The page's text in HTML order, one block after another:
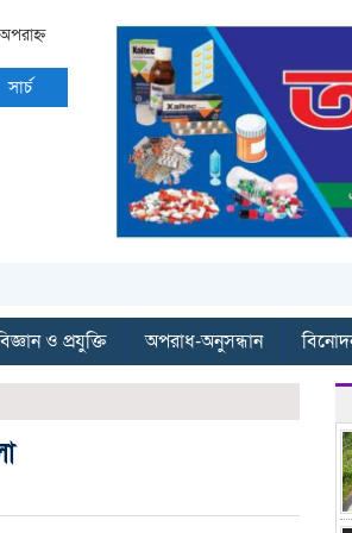
সার্চ
ও প্রযুক্তি অপরাধ-অনুসন্ধান